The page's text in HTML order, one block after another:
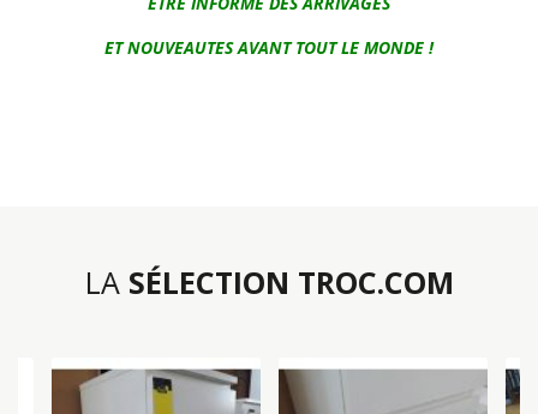
ET NOUVEAUTES AVANT TOUT LE MONDE !
LA SÉLECTION TROC.COM